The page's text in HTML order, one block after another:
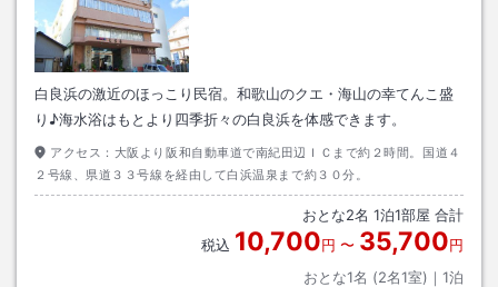
白良浜の激近のほっこり民宿。和歌山のクエ・海山の幸てんこ盛
り♪海水浴はもとより四季折々の白良浜を体感できます。
アクセス： 大阪より阪和自動車道で南紀田辺ＩＣまで約２時間。国道４
２号線、県道３３号線を経由して白浜温泉まで約３０分。
おとな2名 1泊1部屋 合計
税込 10,700円 〜 35,700円
おとな1名 (2名1室)｜ 1泊